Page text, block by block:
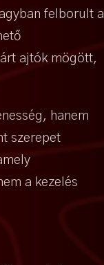
felborult a
ajtók mögött,
hanem
szerepet
a kezelés